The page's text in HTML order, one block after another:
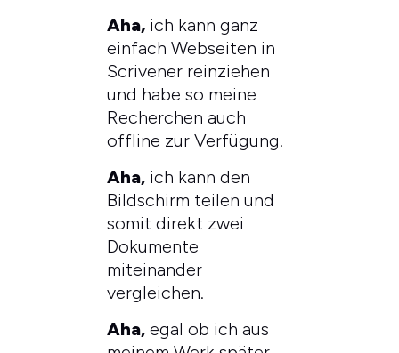
Aha, ich kann ganz
einfach Webseiten in
Scrivener reinziehen
und habe so meine
Recherchen auch
offline zur Verfügung.
Aha, ich kann den
Bildschirm teilen und
somit direkt zwei
Dokumente
miteinander
vergleichen.
Aha, egal ob ich aus